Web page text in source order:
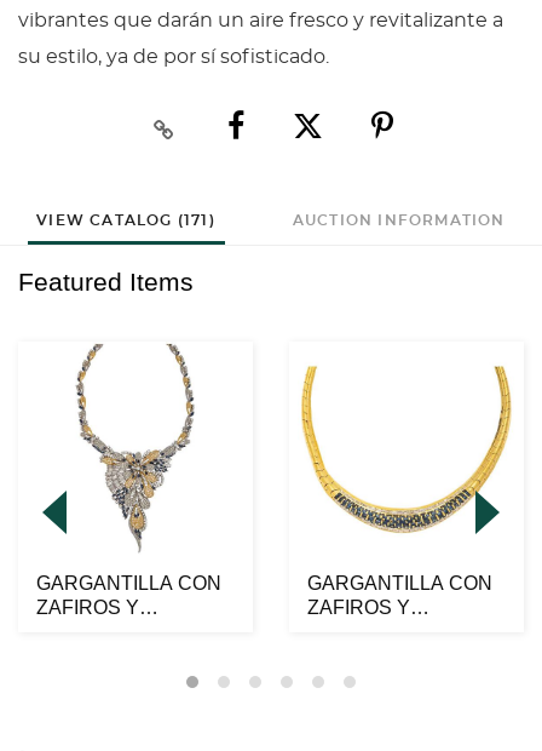
vibrantes que darán un aire fresco y revitalizante a
su estilo, ya de por sí sofisticado.
VIEW CATALOG (171) AUCTION INFORMATION
Featured Items
GARGANTILLA CON
ZAFIROS Y
GARGANTILLA CON
ZAFIROS Y